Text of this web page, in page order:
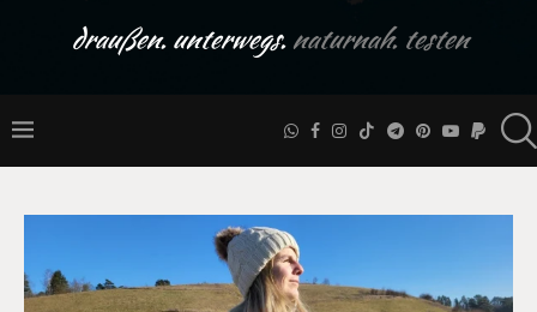
draußen. unterwegs.naturnah. testen